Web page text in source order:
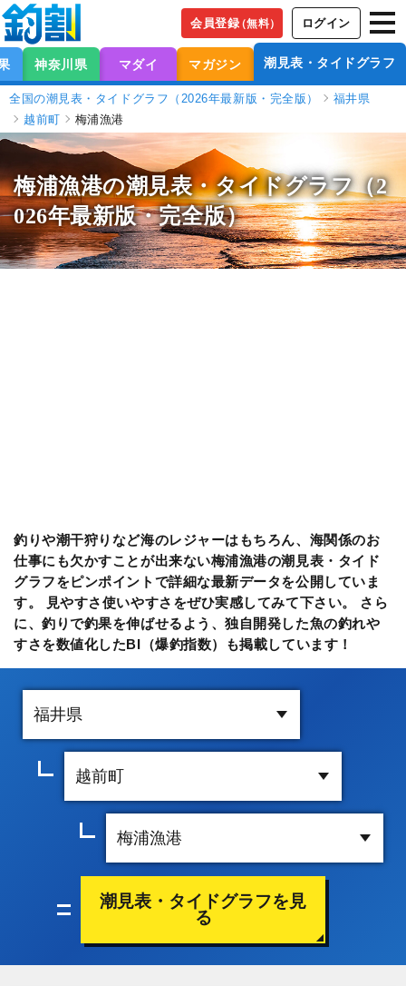
会員登録（無料） ログイン
神奈川県 マダイ マガジン 潮見表・タイドグラフ
全国の潮見表・タイドグラフ（2026年最新版・完全版）
福井県
越前町
梅浦漁港
梅浦漁港の潮見表・タイドグラフ（2
026年最新版・完全版）
釣りや潮干狩りなど海のレジャーはもちろん、海関係のお
仕事にも欠かすことが出来ない梅浦漁港の潮見表・タイド
グラフをピンポイントで詳細な最新データを公開していま
す。 見やすさ使いやすさをぜひ実感してみて下さい。 さら
に、釣りで釣果を伸ばせるよう、独自開発した魚の釣れや
すさを数値化したBI（爆釣指数）も掲載しています！
潮見表・タイドグラフを見
る